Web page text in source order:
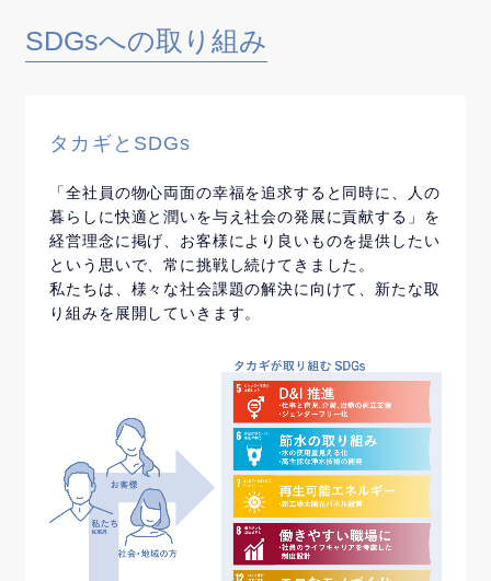
SDGsへの取り組み
タカギとSDGs
「全社員の物心両面の幸福を追求すると同時に、人の
暮らしに快適と潤いを与え社会の発展に貢献する」を
経営理念に掲げ、お客様により良いものを提供したい
という思いで、常に挑戦し続けてきました。
私たちは、様々な社会課題の解決に向けて、新たな取
り組みを展開していきます。